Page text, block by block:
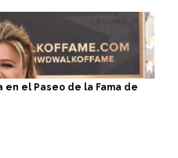
el Paseo de la Fama de